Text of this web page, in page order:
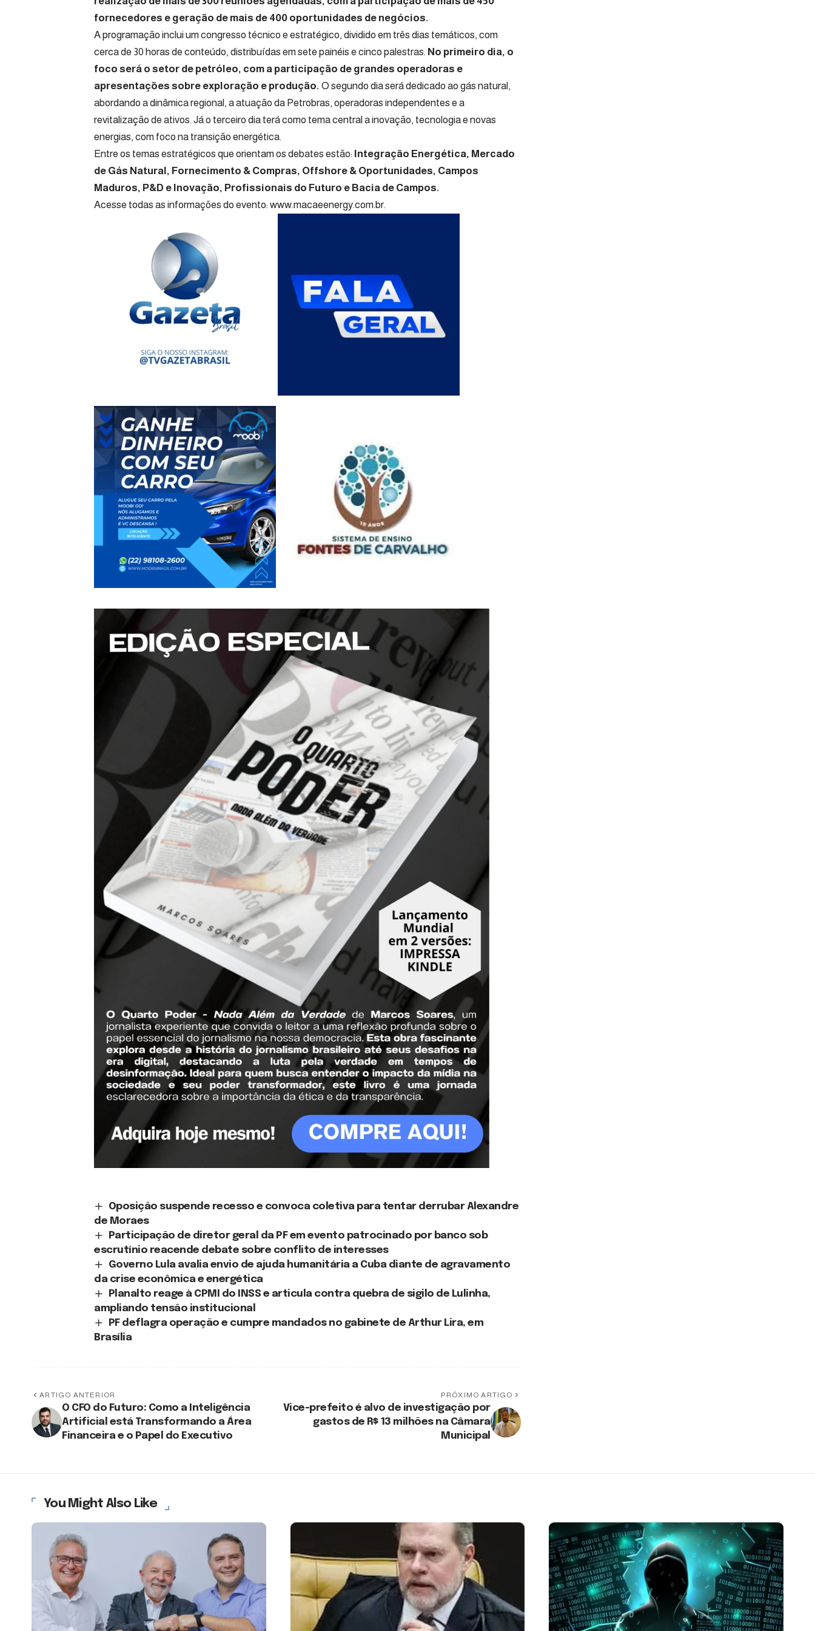
fornecedores e geração de mais de 400 oportunidades de negócios.
A programação inclui um congresso técnico e estratégico, dividido em três dias temáticos, com
cerca de 30 horas de conteúdo, distribuídas em sete painéis e cinco palestras. No primeiro dia, o
foco será o setor de petróleo, com a participação de grandes operadoras e
apresentações sobre exploração e produção. O segundo dia será dedicado ao gás natural,
abordando a dinâmica regional, a atuação da Petrobras, operadoras independentes e a
revitalização de ativos. Já o terceiro dia terá como tema central a inovação, tecnologia e novas
energias, com foco na transição energética.
Entre os temas estratégicos que orientam os debates estão: Integração Energética, Mercado
de Gás Natural, Fornecimento & Compras, Offshore & Oportunidades, Campos
Maduros, P&D e Inovação, Profissionais do Futuro e Bacia de Campos.
Acesse todas as informações do evento: www.macaeenergy.com.br.
Oposição suspende recesso e convoca coletiva para tentar derrubar Alexandre
de Moraes
Participação de diretor geral da PF em evento patrocinado por banco sob
escrutínio reacende debate sobre conflito de interesses
Governo Lula avalia envio de ajuda humanitária a Cuba diante de agravamento
da crise econômica e energética
Planalto reage à CPMI do INSS e articula contra quebra de sigilo de Lulinha,
ampliando tensão institucional
PF deflagra operação e cumpre mandados no gabinete de Arthur Lira, em
Brasília
ARTIGO ANTERIOR
O CFO do Futuro: Como a Inteligência
Artificial está Transformando a Área
Financeira e o Papel do Executivo
PRÓXIMO ARTIGO
Vice-prefeito é alvo de investigação por
gastos de R$ 13 milhões na Câmara
Municipal
You Might Also Like